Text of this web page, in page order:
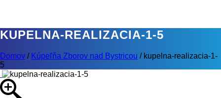
KUPELNA-REALIZACIA-1-5
Domov / Kúpeľňa Zborov nad Bystricou / kupelna-realizacia-1-
5